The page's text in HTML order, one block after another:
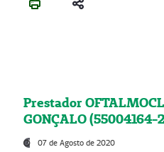
Prestador
GONÇALO (55004164-
07 de Agosto de 2020